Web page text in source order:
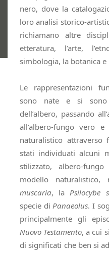
nero, dove la
loro analisi storico-
richiamano altre
etteratura, l’arte,
simbologia, la botanica
Le rappresentazioni
sono nate e si sono
dell’albero, passando
all’albero-fungo vero
naturalistico attraverso
stati individuati alcuni
stilizzato, albero-
modello naturalistico,
muscaria, laPsilocybe
specie diPanaeolus. I
principalmente gli
Nuovo Testamento, a cui
di significati che ben si